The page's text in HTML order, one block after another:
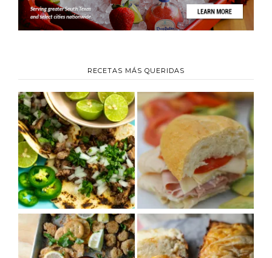
RECETAS MÁS QUERIDAS